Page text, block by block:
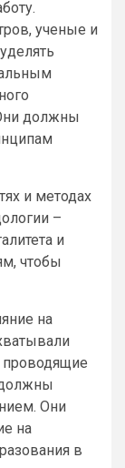
ученые и
должны
и методах
–
и
чтобы
на
Они
на
в